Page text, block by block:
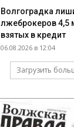
Волгоградка
лжеброкеров 4,5
взятых в кредит
06.08.2026 в 12:04
Загрузить